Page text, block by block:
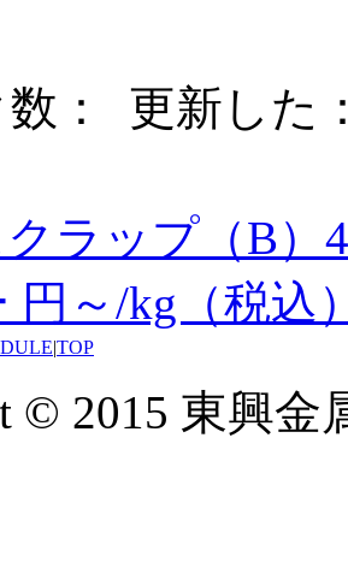
：
更新した
ラップ（B）
円～/kg（税込
|TOP
© 2015 東興金